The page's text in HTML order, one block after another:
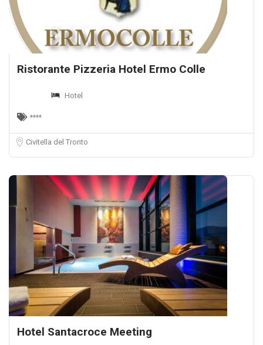
Ristorante Pizzeria Hotel Ermo Colle
Hotel
****
Civitella del Tronto
Hotel Santacroce Meeting